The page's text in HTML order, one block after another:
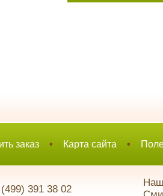
заказ • Карта сайта •
391 38 02